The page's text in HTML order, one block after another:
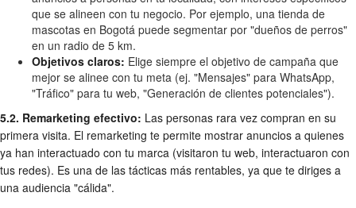
que se alineen con tu negocio. Por ejemplo, una tienda de
mascotas en Bogotá puede segmentar por "dueños de perros"
en un radio de 5 km.
Objetivos claros: Elige siempre el objetivo de campaña que
mejor se alinee con tu meta (ej. "Mensajes" para WhatsApp,
"Tráfico" para tu web, "Generación de clientes potenciales").
5.2. Remarketing efectivo: Las personas rara vez compran en su
primera visita. El remarketing te permite mostrar anuncios a quienes
ya han interactuado con tu marca (visitaron tu web, interactuaron con
tus redes). Es una de las tácticas más rentables, ya que te diriges a
una audiencia "cálida".